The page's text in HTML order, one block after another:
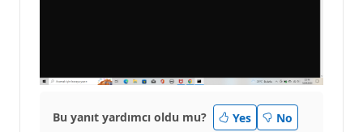
Bu yanıt yardımcı oldu mu? Yes No